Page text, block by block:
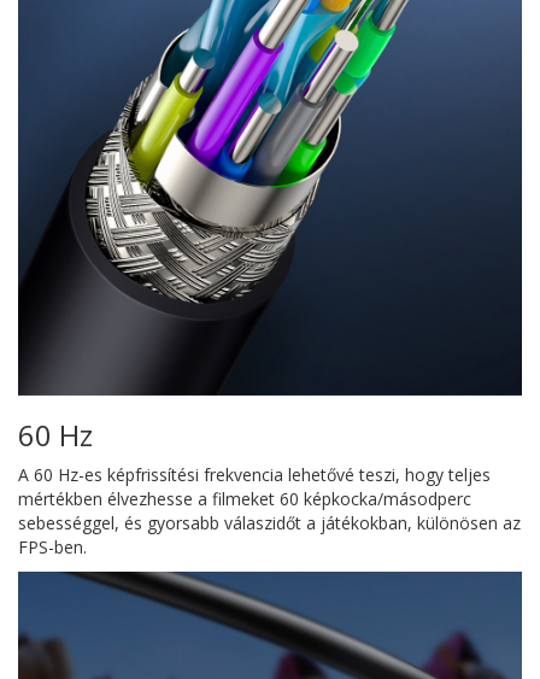
60 Hz
A 60 Hz-es képfrissítési frekvencia lehetővé teszi, hogy teljes
mértékben élvezhesse a filmeket 60 képkocka/másodperc
sebességgel, és gyorsabb válaszidőt a játékokban, különösen az
FPS-ben.